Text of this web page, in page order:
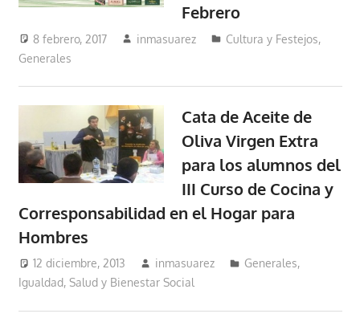
Febrero
8 febrero, 2017 inmasuarez Cultura y Festejos,
Generales
Cata de Aceite de
Oliva Virgen Extra
para los alumnos del
III Curso de Cocina y
Corresponsabilidad en el Hogar para
Hombres
12 diciembre, 2013 inmasuarez Generales,
Igualdad, Salud y Bienestar Social